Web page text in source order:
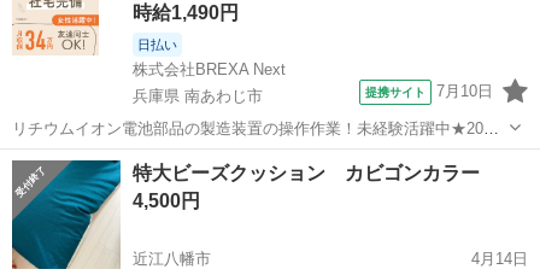
時給1,490円
日払い
株式会社BREXA Next
兵庫県 南あわじ市
提携サイト 7月10日
リチウムイオン電池部品の製造装置の操作作業！未経験活躍中★20～
50代の男性活躍中！嬉しい時給1,490円！生活支援物資事前対応可◎ワ
ンルーム寮完備！赴任旅費会社負担！正社員登用制度あり◎《兵庫県
南あわじ市》 人気の工場の...
兵庫 南あわじ市 その他
特大ビーズクッション カビゴンカラー
4,500円
近江八幡市
4月14日